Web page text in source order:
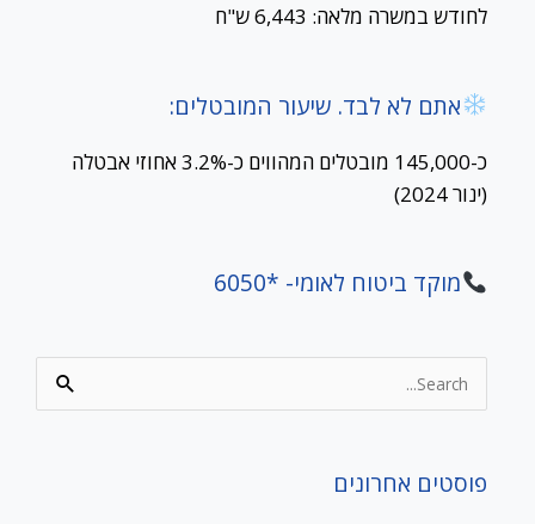
לחודש במשרה מלאה: 6,443 ש"ח
אתם לא לבד. שיעור המובטלים:
כ-145,000 מובטלים המהווים כ-3.2% אחוזי אבטלה
(ינור 2024)
מוקד ביטוח לאומי- *6050
Search
for:
פוסטים אחרונים